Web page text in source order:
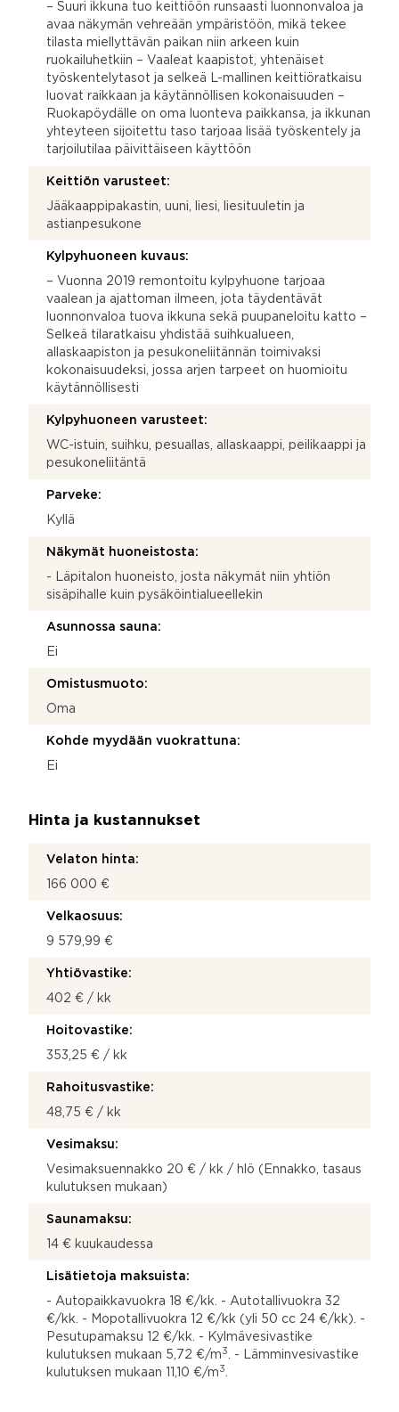
– Suuri ikkuna tuo keittiöön runsaasti luonnonvaloa ja
avaa näkymän vehreään ympäristöön, mikä tekee
tilasta miellyttävän paikan niin arkeen kuin
ruokailuhetkiin – Vaaleat kaapistot, yhtenäiset
työskentelytasot ja selkeä L-mallinen keittiöratkaisu
luovat raikkaan ja käytännöllisen kokonaisuuden –
Ruokapöydälle on oma luonteva paikkansa, ja ikkunan
yhteyteen sijoitettu taso tarjoaa lisää työskentely ja
tarjoilutilaa päivittäiseen käyttöön
Keittiön varusteet:
Jääkaappipakastin, uuni, liesi, liesituuletin ja
astianpesukone
Kylpyhuoneen kuvaus:
– Vuonna 2019 remontoitu kylpyhuone tarjoaa
vaalean ja ajattoman ilmeen, jota täydentävät
luonnonvaloa tuova ikkuna sekä puupaneloitu katto –
Selkeä tilaratkaisu yhdistää suihkualueen,
allaskaapiston ja pesukoneliitännän toimivaksi
kokonaisuudeksi, jossa arjen tarpeet on huomioitu
käytännöllisesti
Kylpyhuoneen varusteet:
WC-istuin, suihku, pesuallas, allaskaappi, peilikaappi ja
pesukoneliitäntä
Parveke:
Kyllä
Näkymät huoneistosta:
- Läpitalon huoneisto, josta näkymät niin yhtiön
sisäpihalle kuin pysäköintialueellekin
Asunnossa sauna:
Ei
Omistusmuoto:
Oma
Kohde myydään vuokrattuna:
Ei
Hinta ja kustannukset
Velaton hinta:
166 000 €
Velkaosuus:
9 579,99 €
Yhtiövastike:
402 € / kk
Hoitovastike:
353,25 € / kk
Rahoitusvastike:
48,75 € / kk
Vesimaksu:
Vesimaksuennakko 20 € / kk / hlö (Ennakko, tasaus
kulutuksen mukaan)
Saunamaksu:
14 € kuukaudessa
Lisätietoja maksuista:
- Autopaikkavuokra 18 €/kk. - Autotallivuokra 32
€/kk. - Mopotallivuokra 12 €/kk (yli 50 cc 24 €/kk). -
Pesutupamaksu 12 €/kk. - Kylmävesivastike
kulutuksen mukaan 5,72 €/m 3
. - Lämminvesivastike
kulutuksen mukaan 11,10 €/m 3